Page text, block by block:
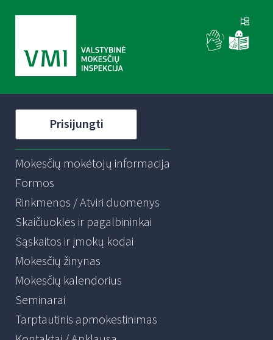
Prisijungti
Mokesčių mokėtojų informacija
Formos
Rinkmenos / Atviri duomenys
Skaičiuoklės ir pagalbininkai
Sąskaitos ir įmokų kodai
Mokesčių žinynas
Mokesčių kalendorius
Seminarai
Tarptautinis apmokestinimas